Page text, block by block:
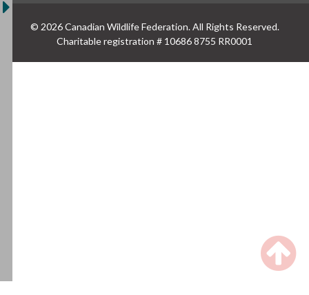
© 2026 Canadian Wildlife Federation. All Rights Reserved.
Charitable registration # 10686 8755 RR0001